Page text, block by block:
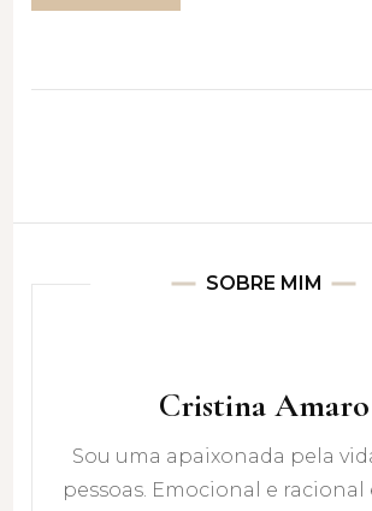
SOBRE MIM
Cristina Amaro
Sou uma apaixonada pela
pessoas. Emocional e racional